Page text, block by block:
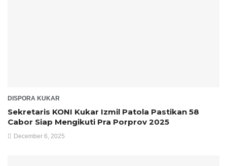
DISPORA KUKAR
Sekretaris KONI Kukar Izmil Patola Pastikan 58
Cabor Siap Mengikuti Pra Porprov 2025
December 6, 2025